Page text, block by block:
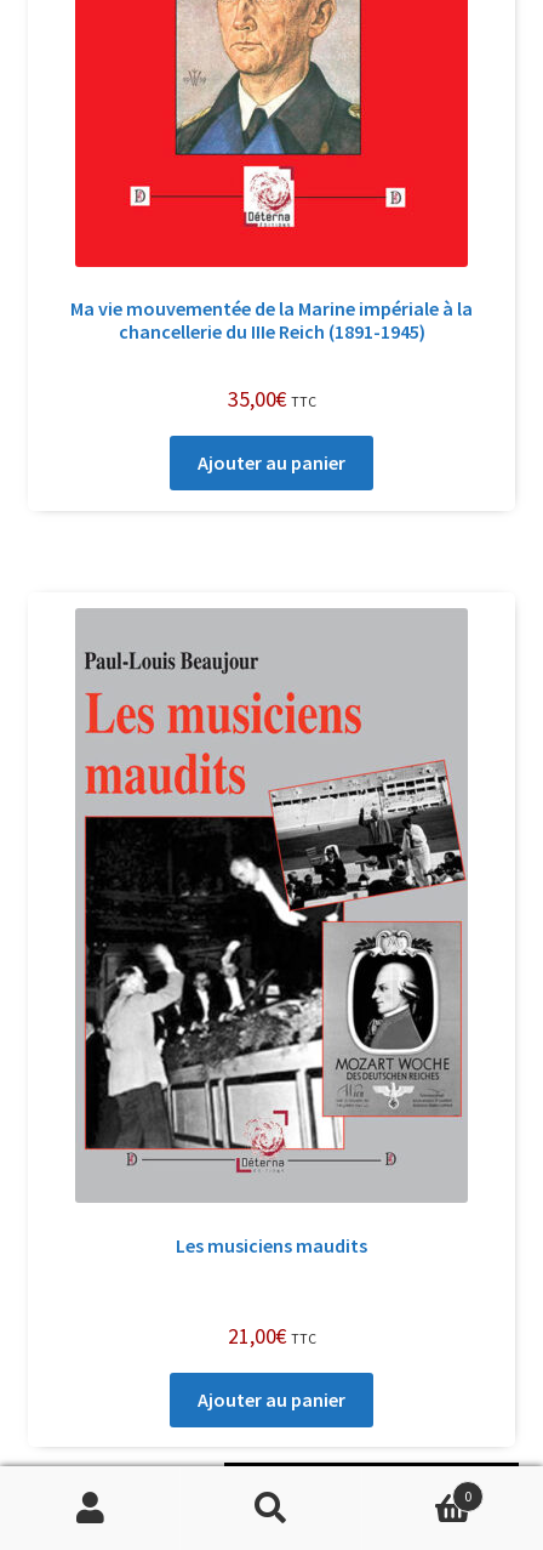
Ma vie mouvementée de la Marine impériale à la
chancellerie du IIIe Reich (1891-1945)
35,00€ TTC
Ajouter au panier
Les musiciens maudits
21,00€ TTC
Ajouter au panier
Recherche
Recherche
0
Soutenir Philippe Randa